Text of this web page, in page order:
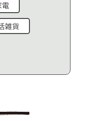
電
雑貨